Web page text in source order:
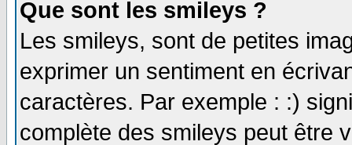
Que sont les smileys ?
Les smileys, sont de petites
exprimer un sentiment en
caractères. Par exemple : :)
complète des smileys peut être